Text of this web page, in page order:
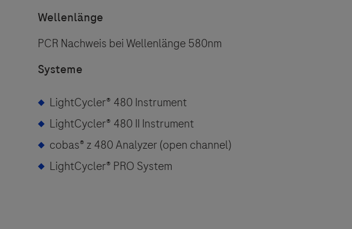
Wellenlänge
PCR Nachweis bei Wellenlänge 580nm
Systeme
LightCycler® 480 Instrument
LightCycler® 480 II Instrument
cobas® z 480 Analyzer (open channel)
LightCycler® PRO System
Links zu Websites Dritter